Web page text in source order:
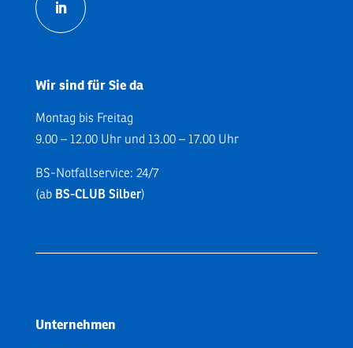
Wir sind für Sie da
Montag bis Freitag
9.00 – 12.00 Uhr und 13.00 – 17.00 Uhr
BS-Notfallservice: 24/7
(ab BS-CLUB Silber)
Unternehmen